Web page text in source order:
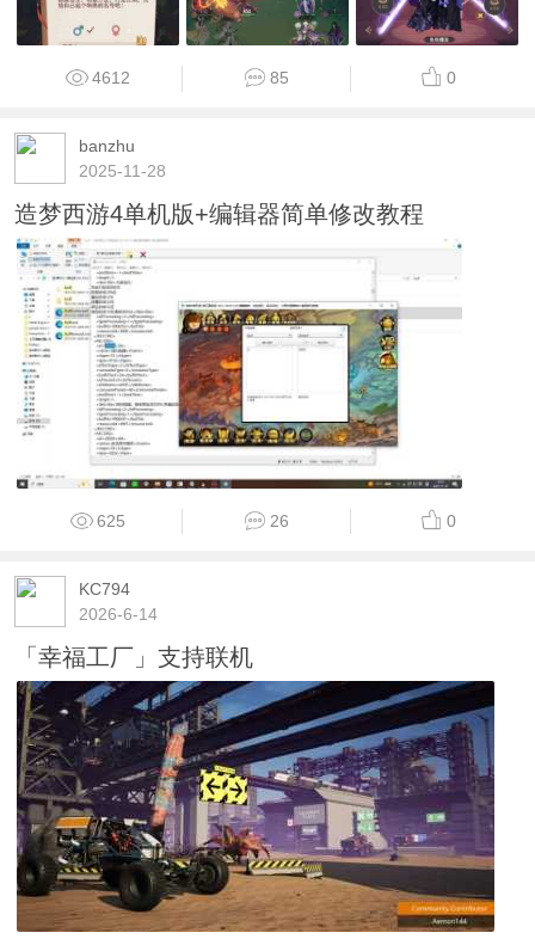
4612 85 0
banzhu
2025-11-28
造梦西游4单机版+编辑器简单修改教程
625 26 0
KC794
2026-6-14
「幸福工厂」支持联机